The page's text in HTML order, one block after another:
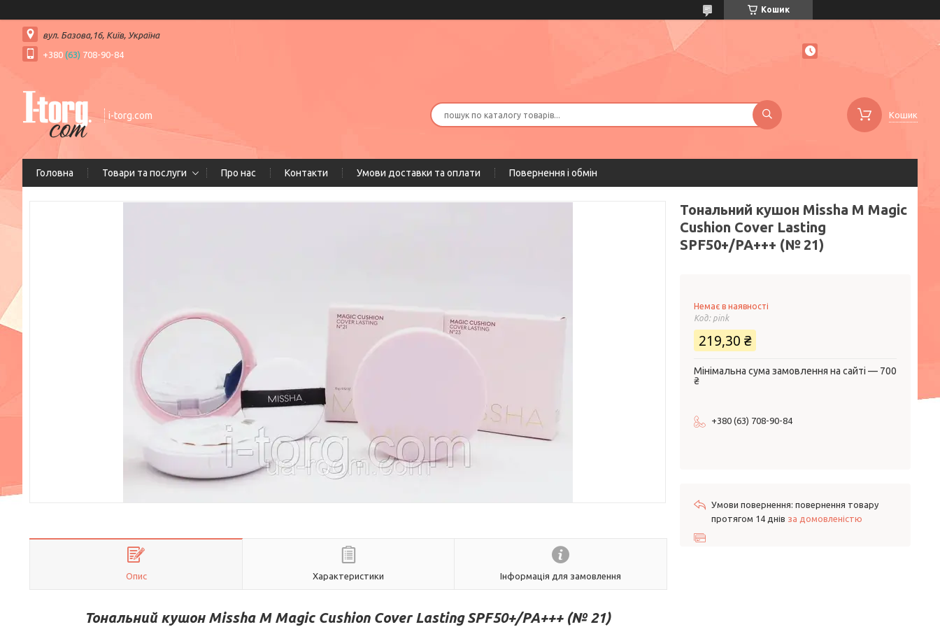
Кошик
вул. Базова,16, Київ, Україна
+380 (63) 708-90-84
i-torg.com Кошик
Головна Товари та послуги Про нас Контакти Умови доставки та оплати Повернення і обмін
Опис Характеристики Інформація для замовлення
Тональний кушон Missha M Magic Cushion Cover Lasting SPF50+/PA+++ (№ 21)
Тональний кушон Missha M Magic
Cushion Cover Lasting
SPF50+/PA+++ (№ 21)
Немає в наявності
Код: pink
219,30 ₴
Мінімальна сума замовлення на сайті — 700
₴
+380 (63) 708-90-84
повернення товару
протягом 14 днів за домовленістю